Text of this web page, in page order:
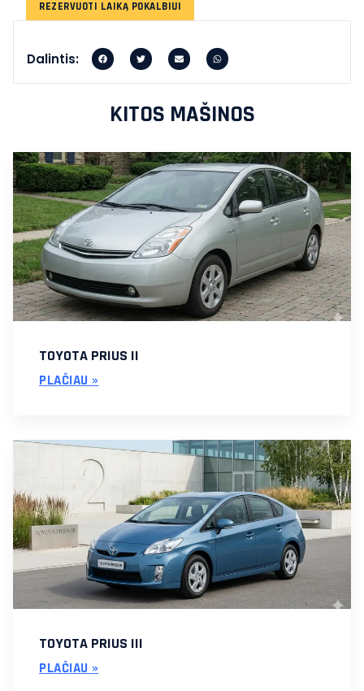
REZERVUOTI LAIKĄ POKALBIUI
Dalintis:
KITOS MAŠINOS
TOYOTA PRIUS II
PLAČIAU »
TOYOTA PRIUS III
PLAČIAU »